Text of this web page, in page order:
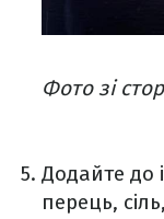
Фото зі
Додайте до
перець,